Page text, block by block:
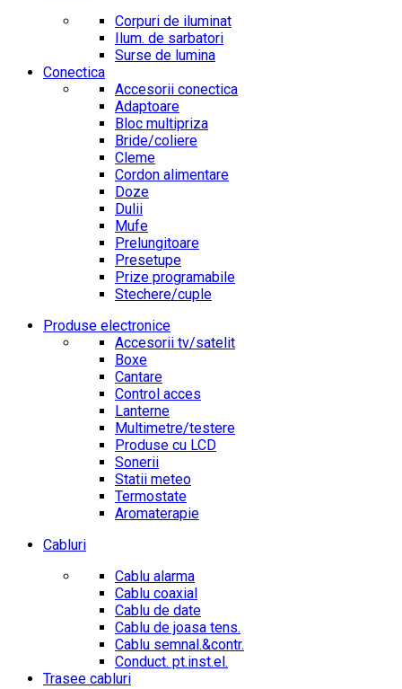
Corpuri de iluminat
Ilum. de sarbatori
Surse de lumina
Conectica
Accesorii conectica
Adaptoare
Bloc multipriza
Bride/coliere
Cleme
Cordon alimentare
Doze
Dulii
Mufe
Prelungitoare
Presetupe
Prize programabile
Stechere/cuple
Produse electronice
Accesorii tv/satelit
Boxe
Cantare
Control acces
Lanterne
Multimetre/testere
Produse cu LCD
Sonerii
Statii meteo
Termostate
Aromaterapie
Cabluri
Cablu alarma
Cablu coaxial
Cablu de date
Cablu de joasa tens.
Cablu semnal.&contr.
Conduct. pt.inst.el.
Trasee cabluri